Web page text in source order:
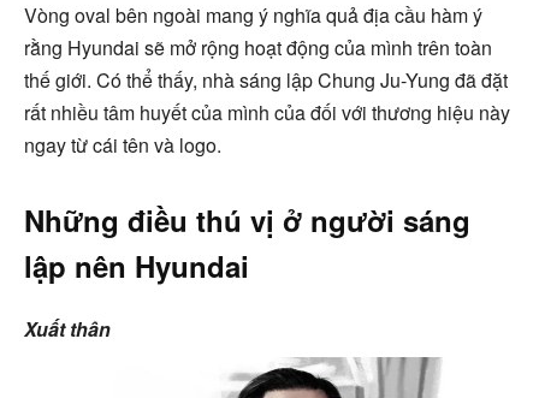
Vòng oval bên ngoài mang ý nghĩa quả địa cầu hàm ý
rằng Hyundai sẽ mở rộng hoạt động của mình trên toàn
thế giới. Có thể thấy, nhà sáng lập Chung Ju-Yung đã đặt
rất nhiều tâm huyết của mình của đối với thương hiệu này
ngay từ cái tên và logo.
Những điều thú vị ở người sáng
lập nên Hyundai
Xuất thân